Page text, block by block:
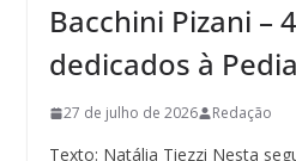
Bacchini Pizani –
dedicados à
27 de julho de 2026 Redação
Texto: Natália Tiezzi Nesta